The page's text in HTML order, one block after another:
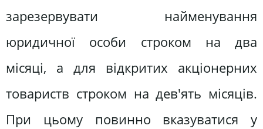
зарезервувати найменування
юридичної особи строком на два
місяці, а для відкритих акціонерних
товариств строком на дев'ять місяців.
При цьому повинно вказуватися у